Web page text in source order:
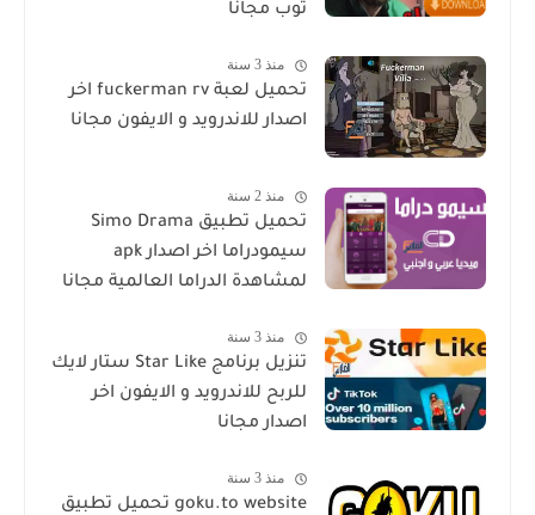
توب مجانا
منذ 3 سنة
تحميل لعبة fuckerman rv اخر
اصدار للاندرويد و الايفون مجانا
منذ 2 سنة
تحميل تطبيق Simo Drama
سيمودراما اخر اصدار apk
لمشاهدة الدراما العالمية مجانا
منذ 3 سنة
تنزيل برنامج Star Like ستار لايك
للربح للاندرويد و الايفون اخر
اصدار مجانا
منذ 3 سنة
goku.to website تحميل تطبيق